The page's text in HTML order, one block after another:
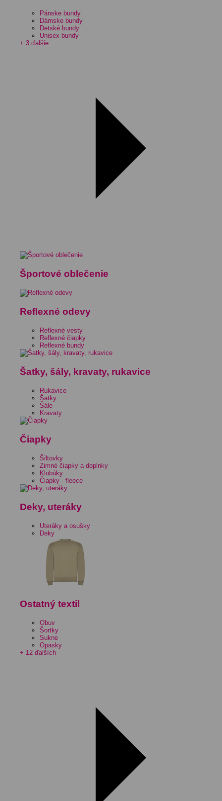
Pánske bundy
Dámske bundy
Detské bundy
Unisex bundy
+ 3 ďalšie
Športové oblečenie
Reflexné odevy
Reflexné vesty
Reflexné čiapky
Reflexné bundy
Šatky, šály, kravaty, rukavice
Rukavice
Šatky
Šále
Kravaty
Čiapky
Šiltovky
Zimné čiapky a doplnky
Klobúky
Čiapky - fleece
Deky, uteráky
Uteráky a osušky
Deky
Ostatný textil
Obuv
Šortky
Sukne
Opasky
+ 12 ďalších